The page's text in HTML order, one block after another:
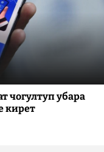
чогултуп убара
кирет